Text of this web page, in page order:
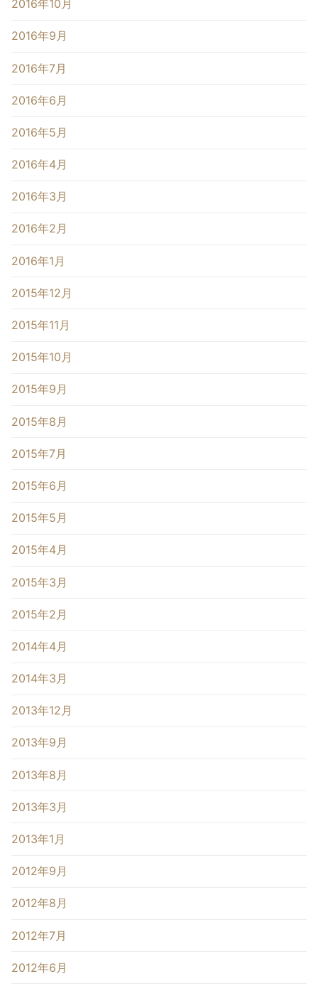
2016年10月
2016年9月
2016年7月
2016年6月
2016年5月
2016年4月
2016年3月
2016年2月
2016年1月
2015年12月
2015年11月
2015年10月
2015年9月
2015年8月
2015年7月
2015年6月
2015年5月
2015年4月
2015年3月
2015年2月
2014年4月
2014年3月
2013年12月
2013年9月
2013年8月
2013年3月
2013年1月
2012年9月
2012年8月
2012年7月
2012年6月